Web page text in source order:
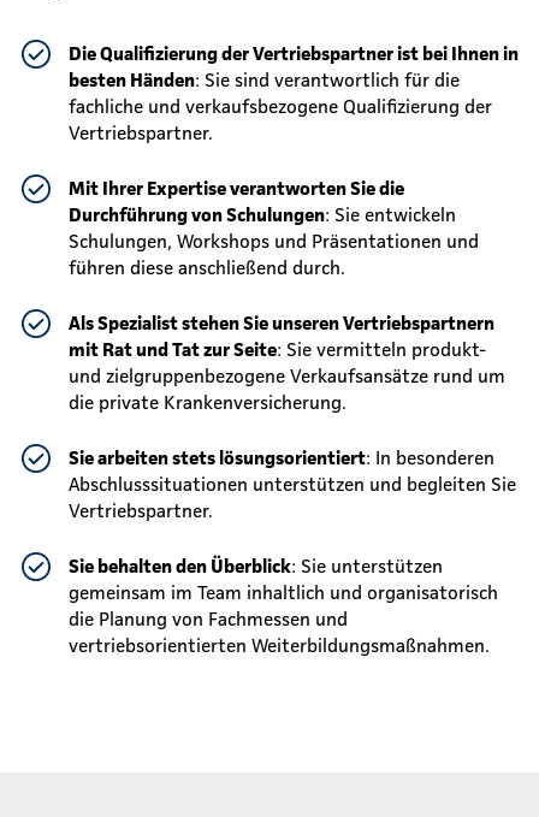
Die Qualifizierung der Vertriebspartner ist bei Ihnen in
besten Händen: Sie sind verantwortlich für die
fachliche und verkaufsbezogene Qualifizierung der
Vertriebspartner.
Mit Ihrer Expertise verantworten Sie die
Durchführung von Schulungen: Sie entwickeln
Schulungen, Workshops und Präsentationen und
führen diese anschließend durch.
Als Spezialist stehen Sie unseren Vertriebspartnern
mit Rat und Tat zur Seite: Sie vermitteln produkt-
und zielgruppenbezogene Verkaufsansätze rund um
die private Krankenversicherung.
Sie arbeiten stets lösungsorientiert: In besonderen
Abschlusssituationen unterstützen und begleiten Sie
Vertriebspartner.
Sie behalten den Überblick: Sie unterstützen
gemeinsam im Team inhaltlich und organisatorisch
die Planung von Fachmessen und
vertriebsorientierten Weiterbildungsmaßnahmen.